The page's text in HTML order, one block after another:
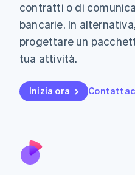
contratti o di
bancarie. In
progettare un
tua attività.
Inizia ora
Français DeutschEnglish
Malaysia
English 简体中文
Malta
Messico
EspañolEnglish
English
Paesi Bassi